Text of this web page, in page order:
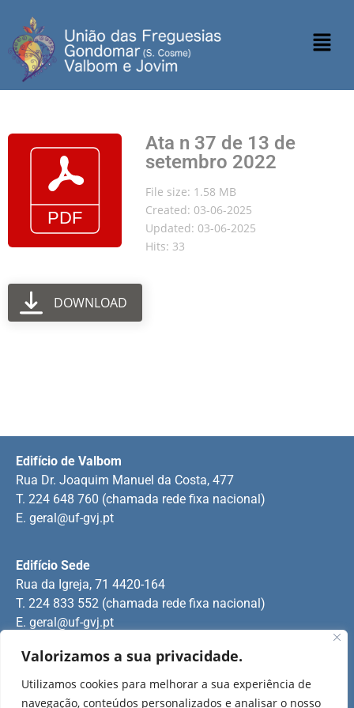
Valorizamos a sua privacidade.
Utilizamos cookies para melhorar a sua experiência de
navegação, conteúdos personalizados e analisar o nosso
Ata n 37 de 13 de
setembro 2022
File size: 1.58 MB
Created: 03-06-2025
Updated: 03-06-2025
Hits: 33
DOWNLOAD
Rua Manuel Pinto Martins
Edifício Sede
Rua da Igreja, 71 4420-164
T. 224 833 552 (chamada rede fixa nacional)
E. geral@uf-gvj.pt
Edifício de Valbom
Rua Dr. Joaquim Manuel da Costa, 477
T. 224 648 760 (chamada rede fixa nacional)
E. geral@uf-gvj.pt